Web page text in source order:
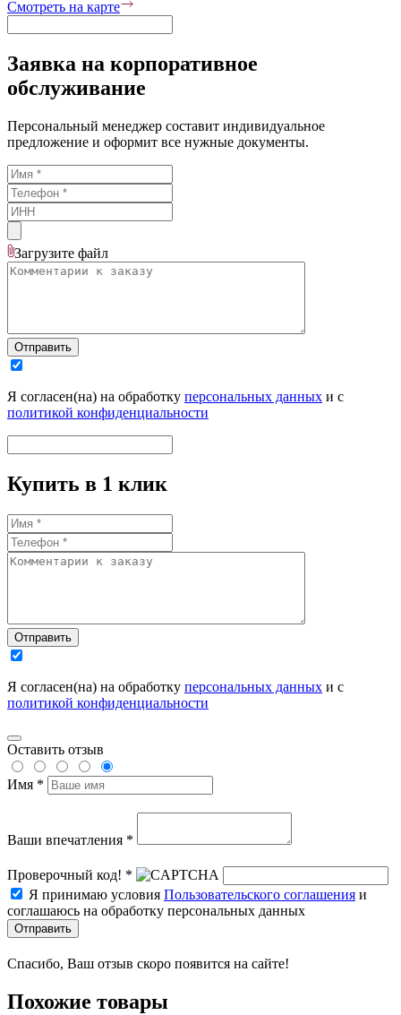
Смотреть на карте
Заявка на корпоративное
обслуживание
Персональный менеджер составит индивидуальное
предложение и оформит все нужные документы.
Загрузите файл
Отправить
Я согласен(на) на обработку персональных данных и с
политикой конфиденциальности
Купить в 1 клик
Отправить
Я согласен(на) на обработку персональных данных и с
политикой конфиденциальности
Оставить отзыв
Имя *
Ваши впечатления *
Проверочный код! *
Я принимаю условия Пользовательского соглашения и
соглашаюсь на обработку персональных данных
Отправить
Спасибо, Ваш отзыв скоро появится на сайте!
Похожие товары